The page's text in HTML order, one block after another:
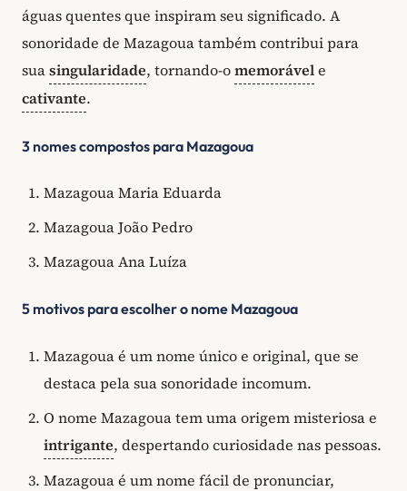
águas quentes que inspiram seu significado. A
sonoridade de Mazagoua também contribui para
suasingularidade, tornando-omemorávele
cativante.
3 nomes compostos para Mazagoua
Mazagoua Maria Eduarda
Mazagoua João Pedro
Mazagoua Ana Luíza
5 motivos para escolher o nome Mazagoua
Mazagoua é um nome único e original, que se
destaca pela sua sonoridade incomum.
O nome Mazagoua tem uma origem misteriosa e
intrigante, despertando curiosidade nas pessoas.
Mazagoua é um nome fácil de pronunciar,